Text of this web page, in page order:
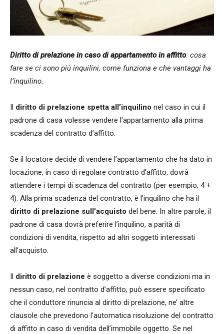
Diritto di prelazione in caso di appartamento in affitto: cosa
fare se ci sono più inquilini, come funziona e che vantaggi ha
l’inquilino.
diritto di prelazione spetta all’inquilino nel caso in cui il
padrone di casa volesse vendere l’appartamento alla prima
scadenza del contratto d’affitto.
Se il locatore decide di vendere l’appartamento che ha dato in
locazione, in caso di regolare contratto d’affitto, dovrà
attendere i tempi di scadenza del contratto (per esempio, 4 +
4). Alla prima scadenza del contratto, è l’inquilino che ha il
diritto di prelazione sull’acquisto del bene. In altre parole, il
padrone di casa dovrà preferire l’inquilino, a parità di
condizioni di vendita, rispetto ad altri soggetti interessati
all’acquisto.
diritto di prelazione è soggetto a diverse condizioni ma in
nessun caso, nel contratto d’affitto, può essere specificato
che il conduttore rinuncia al diritto di prelazione, ne’ altre
clausole che prevedono l’automatica risoluzione del contratto
di affitto in caso di vendita dell’immobile oggetto. Se nel